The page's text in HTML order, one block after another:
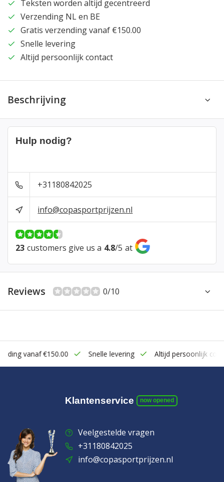
Teksten worden altijd gecentreerd
Verzending NL en BE
Gratis verzending vanaf €150.00
Snelle levering
Altijd persoonlijk contact
Beschrijving
Hulp nodig?
+31180842025
info@copasportprijzen.nl
23 customers give us a 4.8/5 at
Reviews 0/10
vanaf €150.00 Snelle levering Altijd persoonlijk
Klantenservice now opened
Veelgestelde vragen
+31180842025
info@copasportprijzen.nl